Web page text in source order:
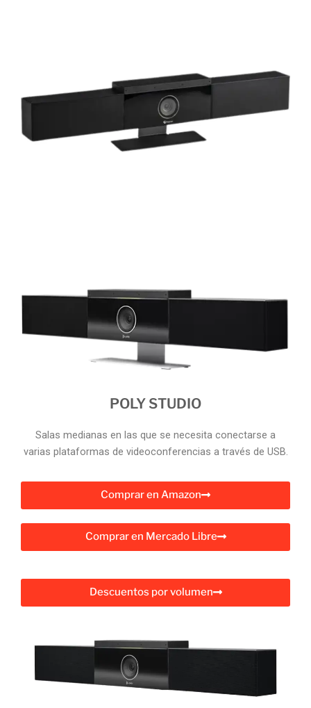
POLY STUDIO
Salas medianas en las que se necesita conectarse a
varias plataformas de videoconferencias a través de USB.
Comprar en Amazon
Comprar en Mercado Libre
Descuentos por volumen